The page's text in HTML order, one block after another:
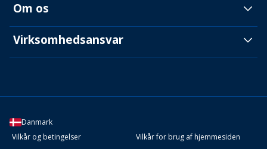
Om os
Virksomhedsansvar
Danmark
Vilkår og betingelser
Vilkår for brug af hjemmesiden